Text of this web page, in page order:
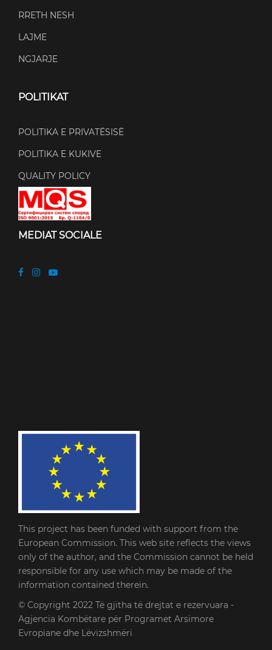
RRETH NESH
LAJME
NGJARJE
POLITIKAT
POLITIKA E PRIVATËSISË
POLITIKA E KUKIVE
QUALITY POLICY
MEDIAT SOCIALE
This project has been funded with support from the
European Commission. This web site reflects the views
only of the author, and the Commission cannot be held
responsible for any use which may be made of the
information contained therein.
© Copyright 2022 Të gjitha të drejtat e rezervuara -
Agjencia Kombëtare për Programet Arsimore
Evropiane dhe Lëvizshmëri